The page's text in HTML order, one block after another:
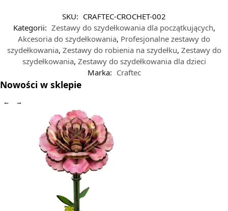
SKU: CRAFTEC-CROCHET-002
Kategorii: Zestawy do szydełkowania dla początkujących,
Akcesoria do szydełkowania, Profesjonalne zestawy do
szydełkowania, Zestawy do robienia na szydełku, Zestawy do
szydełkowania, Zestawy do szydełkowania dla dzieci
Marka: Craftec
Nowości w sklepie
← →